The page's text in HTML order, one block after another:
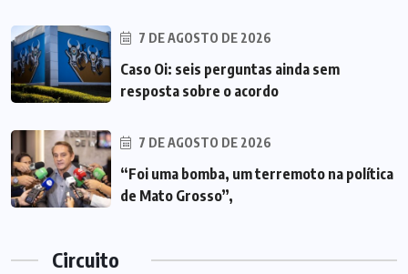
7 DE AGOSTO DE 2026
Caso Oi: seis perguntas ainda sem
resposta sobre o acordo
7 DE AGOSTO DE 2026
“Foi uma bomba, um terremoto na política
de Mato Grosso”,
Circuito